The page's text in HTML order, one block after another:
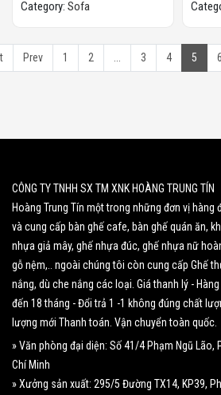
Category: Sofa
Prev 1 2 3 4 5 6
CÔNG TY TNHH SX TM XNK HOÀNG TRUNG TÍN
Hoàng Trung Tín một trong những đơn vị
và cung cấp bàn ghế cafe, bàn ghế quán ăn,
nhựa giả mây, ghế nhựa đúc, ghế nhựa nữ
gỗ nệm,.. ngoài chúng tôi còn cung cấp Ghế
nắng, dù che nắng các loại. Giá thanh lý -
đến 18 tháng - Đổi trả 1 -1 không đúng chất
lượng mới Thanh toán. Vận chuyển toàn quốc.
» Văn phòng đại diện: Số 41/4 Phạm Ngũ Lão,
Chí Minh
» Xưởng sản xuất: 295/5 Đường TX14, KP39,